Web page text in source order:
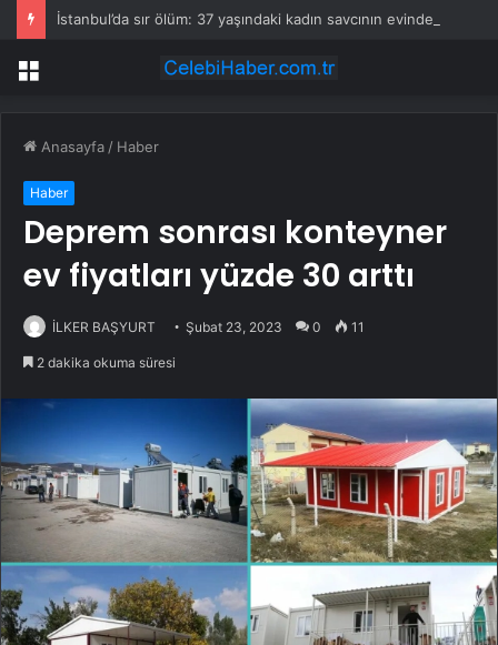
Menü
Anasayfa / Haber
Haber
Deprem sonrası konteyner
ev fiyatları yüzde 30 arttı
İLKER BAŞYURT Şubat 23, 2023 0 11
2 dakika okuma süresi